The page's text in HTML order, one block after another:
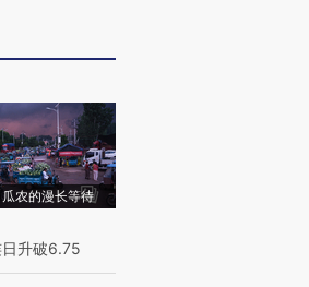
农的漫长等待
升破6.75